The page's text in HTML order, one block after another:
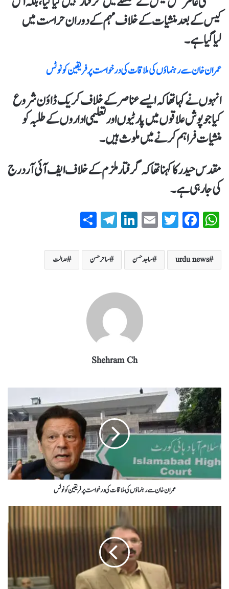
کیس کےبعد منشیات کے خلاف مہم کے دوران حراست میں
لیاگیا ہے۔
عمران خان سےرہنماؤں کی ملاقات کی درخواست پرفریقین کونوٹس
انہوں نےکہا تھاکہ ایسے عناصر کےخلاف کریک ڈاؤن شروع
کیا جو پوش علاقوں میں پارٹیوں اور تعلیمی اداروں کے طلبہ کو
منشیات فراہم کرنےمیں ملوث ہیں۔
مقدس حیدر کا کہنا تھاکہ گرفتار ملزم کے خلاف ایف آئی آر درج
کی جارہی ہے۔
W
ha
ts
A
Fa
ce
bo
ok
T
wi
tte
r
E
m
ail
Li
nk
ed
In
T
el
eg
ra
re urdu news ساجد حسن ساحر حسن عدالت
Shehram Ch
عمران خان سےرہنماؤں کی ملاقات کی درخواست پرفریقین کونوٹس